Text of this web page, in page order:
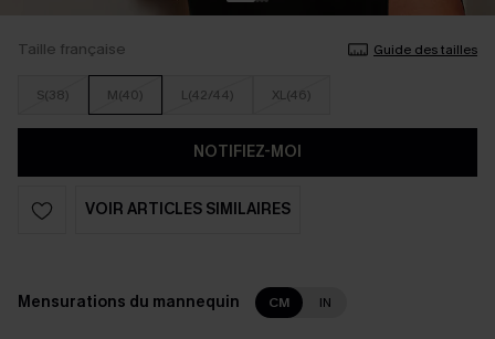
Taille française Guide des tailles
S(38) M(40) L(42/44) XL(46)
NOTIFIEZ-MOI
VOIR ARTICLES SIMILAIRES
Mensurations du mannequin CM IN